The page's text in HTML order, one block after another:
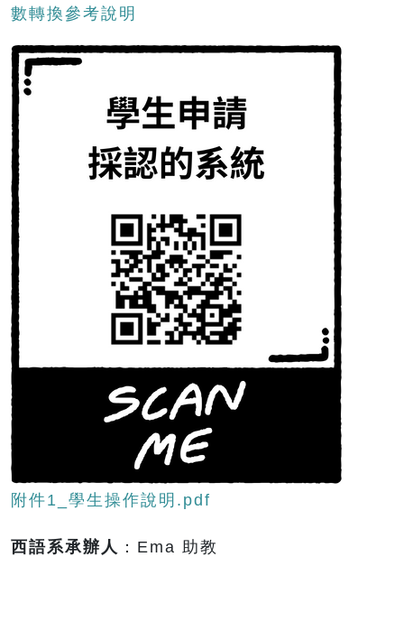
數轉換參考說明
附件1_學生操作說明.pdf
西語系承辦人 ：Ema 助教